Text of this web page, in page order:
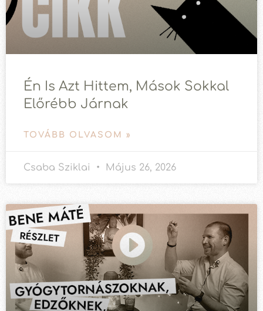
Én Is Azt Hittem, Mások Sokkal
Előrébb Járnak
TOVÁBB OLVASOM »
Csaba Sziklai Május 26, 2026